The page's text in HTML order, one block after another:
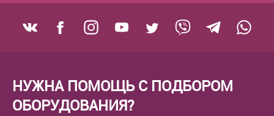
К сравнению
В избранное
К сравнению
В избранное
Под заказ
НУЖНА ПОМОЩЬ С ПОДБОРОМ
ОБОРУДОВАНИЯ?